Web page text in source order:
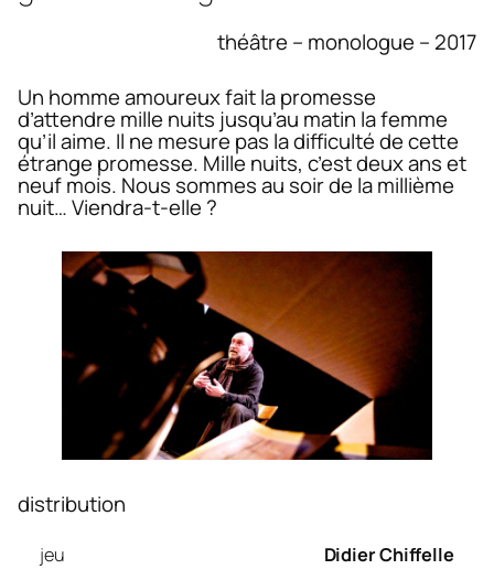
théâtre – monologue – 2017
Un homme amoureux fait la promesse
d’attendre mille nuits jusqu’au matin la femme
qu’il aime. Il ne mesure pas la difficulté de cette
étrange promesse. Mille nuits, c’est deux ans et
neuf mois. Nous sommes au soir de la millième
nuit… Viendra-t-elle ?
distribution
jeu Didier Chiffelle